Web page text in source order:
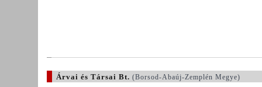
Árvai és Társai Bt. (Borsod-Abaúj-Zemplén Megye)